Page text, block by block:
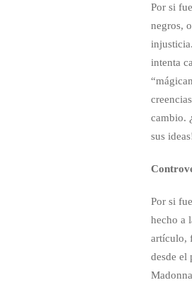
Por si
negros,
intenta
cambio.
sus
Por si
hecho a
artículo,
desde el